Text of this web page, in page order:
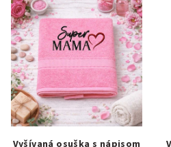
Vyšívaná osuška s nápisom